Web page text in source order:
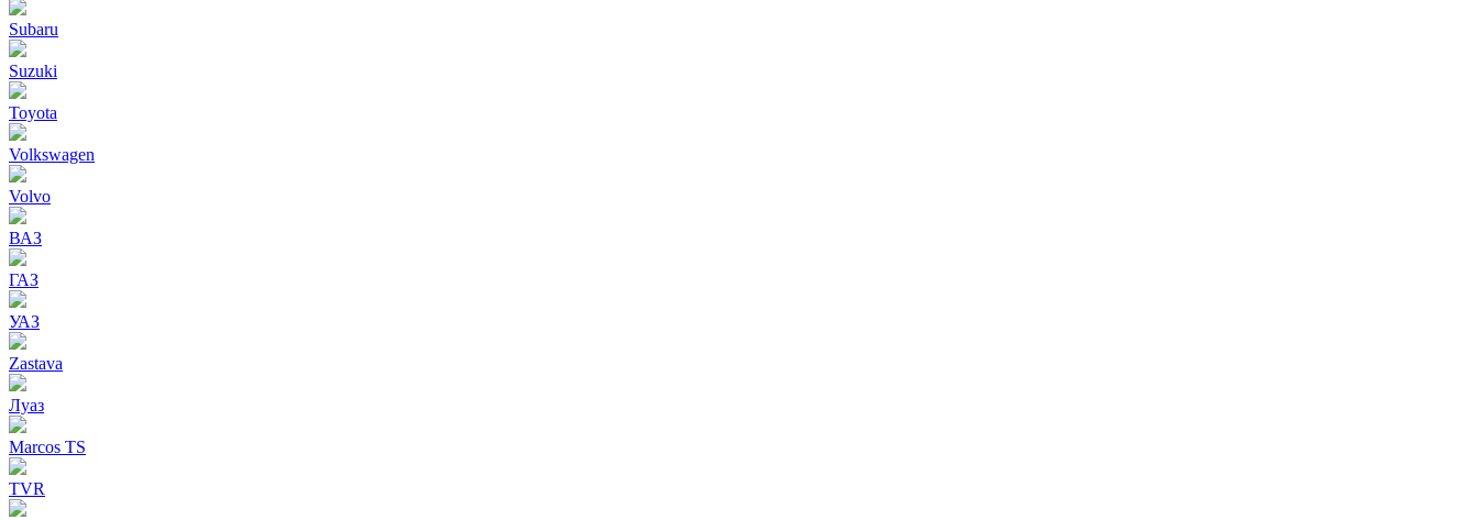
Subaru
Suzuki
Toyota
Volkswagen
Volvo
ВАЗ
ГАЗ
УАЗ
Zastava
Луаз
Marcos TS
TVR